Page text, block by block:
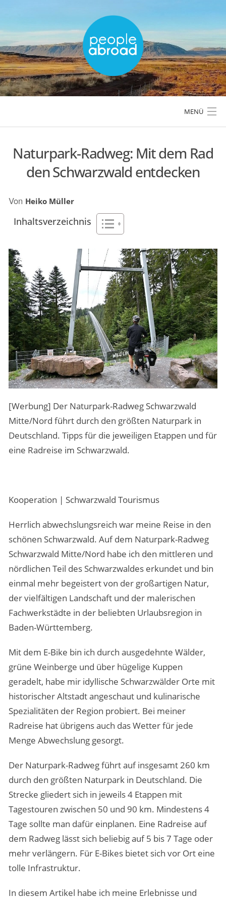
content
MENÜ
LÄNDER & REGIONEN
AKTIVREISEN & OUTDOOR
MENSCHEN & STORIES
ÜBER PEOPLE ABROAD
Naturpark-Radweg: Mit dem Rad
den Schwarzwald entdecken
Von Heiko Müller
Inhaltsverzeichnis
[Werbung] Der Naturpark-Radweg Schwarzwald
Mitte/Nord führt durch den größten Naturpark in
Deutschland. Tipps für die jeweiligen Etappen und für
eine Radreise im Schwarzwald.
Kooperation | Schwarzwald Tourismus
Herrlich abwechslungsreich war meine Reise in den
schönen Schwarzwald. Auf dem Naturpark-Radweg
Schwarzwald Mitte/Nord habe ich den mittleren und
nördlichen Teil des Schwarzwaldes erkundet und bin
einmal mehr begeistert von der großartigen Natur,
der vielfältigen Landschaft und der malerischen
Fachwerkstädte in der beliebten Urlaubsregion in
Baden-Württemberg.
Mit dem E-Bike bin ich durch ausgedehnte Wälder,
grüne Weinberge und über hügelige Kuppen
geradelt, habe mir idyllische Schwarzwälder Orte mit
historischer Altstadt angeschaut und kulinarische
Spezialitäten der Region probiert. Bei meiner
Radreise hat übrigens auch das Wetter für jede
Menge Abwechslung gesorgt.
Der Naturpark-Radweg führt auf insgesamt 260 km
durch den größten Naturpark in Deutschland. Die
Strecke gliedert sich in jeweils 4 Etappen mit
Tagestouren zwischen 50 und 90 km. Mindestens 4
Tage sollte man dafür einplanen. Eine Radreise auf
dem Radweg lässt sich beliebig auf 5 bis 7 Tage oder
mehr verlängern. Für E-Bikes bietet sich vor Ort eine
tolle Infrastruktur.
In diesem Artikel habe ich meine Erlebnisse und